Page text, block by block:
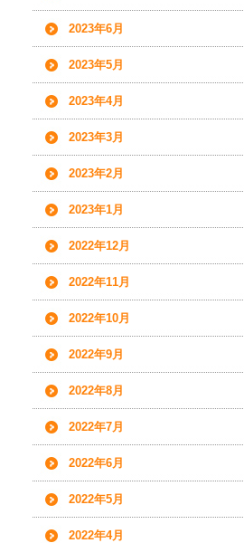
2023年6月
2023年5月
2023年4月
2023年3月
2023年2月
2023年1月
2022年12月
2022年11月
2022年10月
2022年9月
2022年8月
2022年7月
2022年6月
2022年5月
2022年4月